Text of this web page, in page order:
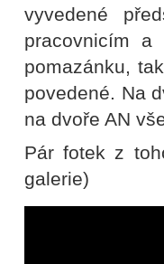
vyvedené
pracovnicím a
pomazánku,
povedené. Na
na dvoře AN
Pár fotek z
galerie)